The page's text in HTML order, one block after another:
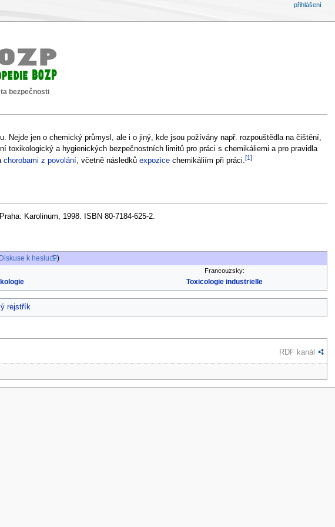
bezpečnosti
jen o chemický průmysl, ale i o jiný, kde jsou požívány např. rozpouštědla na čištění,
a hygienických bezpečnostních limitů pro práci s chemikáliemi a pro pravidla
chorobami z povolání, včetně následků expozicechemikáliím při práci. [1]
Praha: Karolinum, 1998. ISBN 80-7184-625-2.
Diskuse k heslu )
Francouzsky:
Toxicologie industrielle
rejstřík
RDF kanál
přihlášení